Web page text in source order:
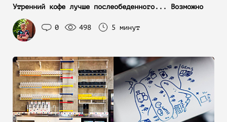
Утренний кофе лучше послеобеденного... Возможно
0 498 5 минут